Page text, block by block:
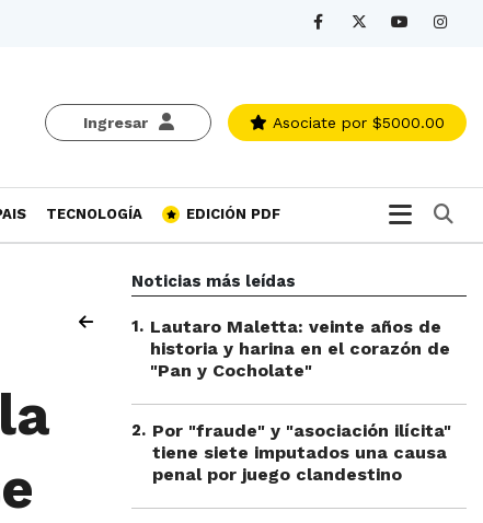
Ingresar Asociate por $5000.00
TECNOLOGÍA EDICIÓN PDF
Noticias más leídas
1. Lautaro Maletta: veinte años de
historia y harina en el corazón de
"Pan y Cocholate"
2. Por "fraude" y "asociación ilícita"
tiene siete imputados una causa
penal por juego clandestino